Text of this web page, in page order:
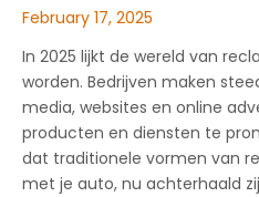
February 17, 2025
In 2025 lijkt de wereld van
worden. Bedrijven maken
media, websites en online
producten en diensten te
dat traditionele vormen van
met je auto, nu achterhaald